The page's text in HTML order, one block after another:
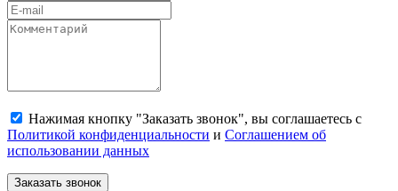
Нажимая кнопку "Заказать звонок", вы соглашаетесь с
Политикой конфиденциальности и Соглашением об
использовании данных
Заказать звонок